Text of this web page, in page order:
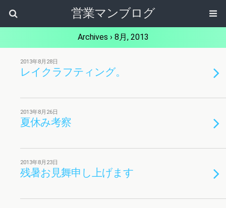
営業マンブログ
Archives › 8月, 2013
2013年8月28日
レイクラフティング。
2013年8月26日
夏休み考察
2013年8月23日
残暑お見舞申し上げます